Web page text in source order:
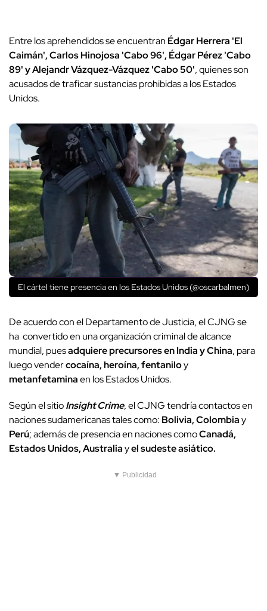
Entre los aprehendidos se encuentran Édgar Herrera 'El
Caimán', Carlos Hinojosa 'Cabo 96', Édgar Pérez 'Cabo
89' y Alejandr Vázquez-Vázquez 'Cabo 50', quienes son
acusados de traficar sustancias prohibidas a los Estados
Unidos.
El cártel tiene presencia en los Estados Unidos (@oscarbalmen)
De acuerdo con el Departamento de Justicia, el CJNG se
ha convertido en una organización criminal de alcance
mundial, puesadquiere precursores en India y China, para
luego vendercocaína, heroína, fentaniloy
metanfetaminaen los Estados Unidos.
Según el sitioInsight Crime, el CJNG tendría contactos en
naciones sudamericanas tales como: Bolivia, Colombiay
Perú; además de presencia en naciones comoCanadá,
Estados Unidos, Australiayel sudeste asiático.
▼ Publicidad